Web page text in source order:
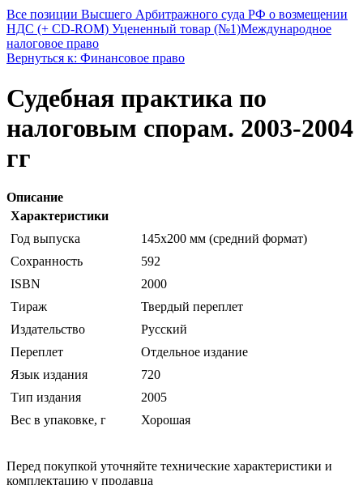
Все позиции Высшего Арбитражного суда РФ о возмещении
НДС (+ CD-ROM) Уцененный товар (№1)Международное
налоговое право
Вернуться к: Финансовое право
Судебная практика по
налоговым спорам. 2003-2004
гг
Описание
Характеристики
Год выпуска
145х200 мм (средний формат)
Сохранность
592
ISBN
2000
Тираж
Твердый переплет
Издательство
Русский
Переплет
Отдельное издание
Язык издания
720
Тип издания
2005
Вес в упаковке, г
Хорошая
Перед покупкой уточняйте технические характеристики и
комплектацию у продавца